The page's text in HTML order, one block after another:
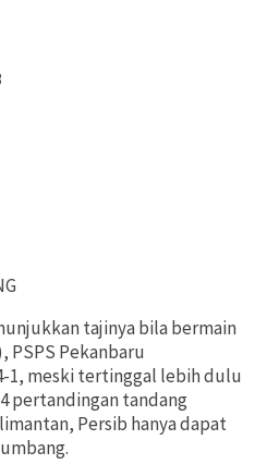
tajinya bila bermain
PSPS Pekanbaru
1, meski tertinggal lebih dulu
pertandingan tandang
Persib hanya dapat